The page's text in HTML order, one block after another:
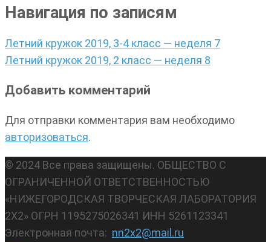
Навигация по записям
Летний кружок 2019, 3-4 класс — неделя 7
Летний кружок 2019, 2 класс — неделя 8
Добавить комментарий
Для отправки комментария вам необходимо
авторизоваться.
© 2024 Все права защищены. ОБЩЕСТВО С
ОГРАНИЧЕННОЙ ОТВЕТСТВЕННОСТЬЮ
«НИЖЕГОРОДСКАЯ ТВОРЧЕСКАЯ ЛАБОРАТОРИЯ
2Х2» ОГРН 1195275026341 ИНН 5261123341
Электронная почта: nn2x2@mail.ru